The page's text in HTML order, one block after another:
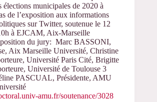
élections municipales de 2020 à
de l’exposition aux informations
sur Twitter, soutenue le 12
à EJCAM, Aix-Marseille
du jury: Marc BASSONI,
Aix Marseille Université, Christine
Université Paris Cité, Brigitte
Université de Toulouse 3
PASCUAL, Présidente, AMU
amu.fr/soutenance/3028